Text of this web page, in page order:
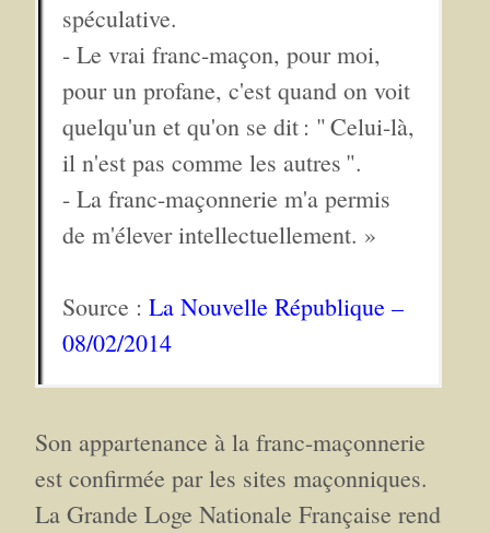
spéculative.
- Le vrai franc-maçon, pour moi,
pour un profane, c'est quand on voit
quelqu'un et qu'on se dit : " Celui-là,
il n'est pas comme les autres ".
- La franc-maçonnerie m'a permis
de m'élever intellectuellement. »
Source : La Nouvelle République –
08/02/2014
Son appartenance à la franc-maçonnerie
est confirmée par les sites maçonniques.
La Grande Loge Nationale Française rend